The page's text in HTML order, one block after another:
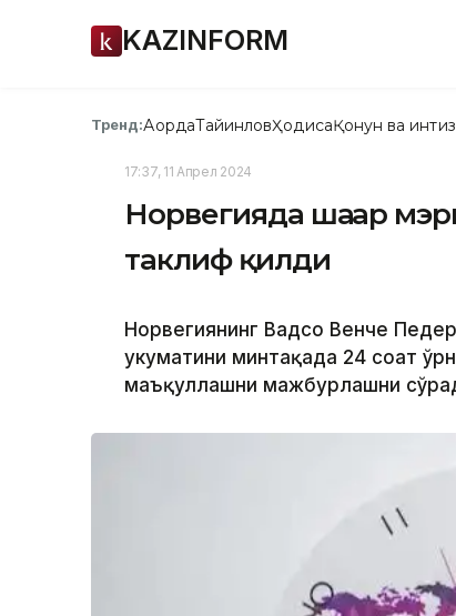
KAZINFORM
Тренд:АқордаТайинловҲодисаҚонун ва
17:37, 11 Апрел 2024
Норвегияда шаҳар
таклиф қилди
Норвегиянинг Вадсо Венче
ҳукуматини минтақада 24 соат
маъқуллашни мажбурлашни